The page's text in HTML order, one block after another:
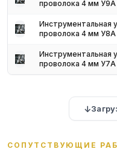
проволока 4 мм
Инструментальная
проволока 4 мм
Инструментальная
проволока 4 мм
СОПУТСТВУЮЩИЕ